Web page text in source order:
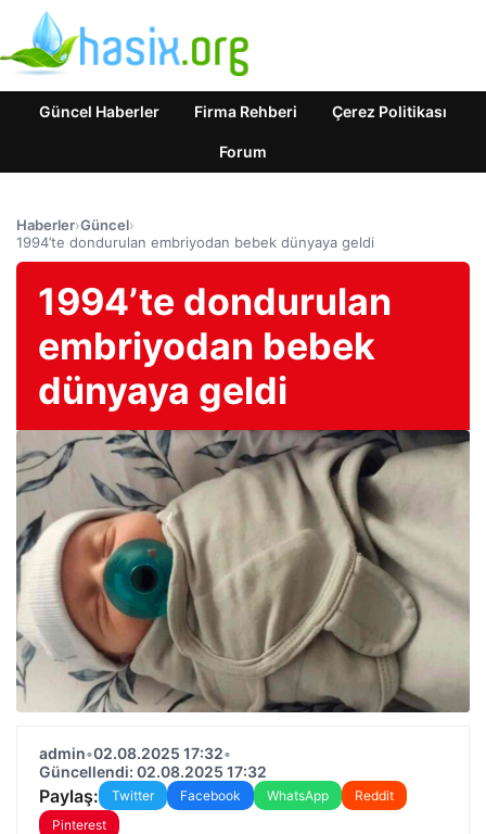
Güncel Haberler Firma Rehberi Çerez Politikası
Forum
Haberler›Güncel›
1994’te dondurulan embriyodan bebek dünyaya geldi
1994’te dondurulan
embriyodan bebek
dünyaya geldi
admin•02.08.2025 17:32•
Güncellendi: 02.08.2025 17:32
Paylaş: Twitter Facebook WhatsApp
Reddit
Pinterest